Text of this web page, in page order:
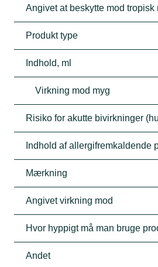
Angivet at beskytte mod tropisk
Produkt type
Indhold, ml
Virkning mod myg
Risiko for akutte bivirkninger
Indhold af allergifremkaldende
Mærkning
Angivet virkning mod
Hvor hyppigt må man bruge
Andet